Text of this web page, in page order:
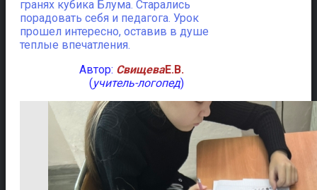
гранях кубика Блума. Старались
порадовать себя и педагога. Урок
прошел интересно, оставив в душе
теплые впечатления.
Автор: СвищеваЕ.В.
(учитель-логопед)